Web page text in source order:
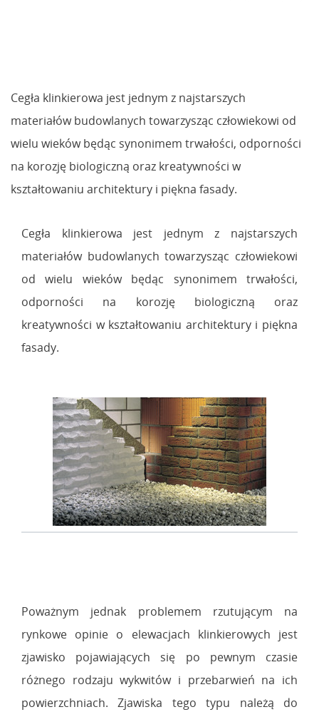
Cegła klinkierowa jest jednym z najstarszych
materiałów budowlanych towarzysząc człowiekowi od
wielu wieków będąc synonimem trwałości, odporności
na korozję biologiczną oraz kreatywności w
kształtowaniu architektury i piękna fasady.
Cegła klinkierowa jest jednym z najstarszych
materiałów budowlanych towarzysząc człowiekowi
od wielu wieków będąc synonimem trwałości,
odporności na korozję biologiczną oraz
kreatywności w kształtowaniu architektury i piękna
fasady.
Poważnym jednak problemem rzutującym na
rynkowe opinie o elewacjach klinkierowych jest
zjawisko pojawiających się po pewnym czasie
różnego rodzaju wykwitów i przebarwień na ich
powierzchniach. Zjawiska tego typu należą do